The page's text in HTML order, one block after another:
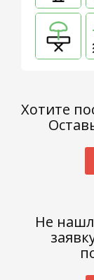
Яковлево,
Хотите
Не